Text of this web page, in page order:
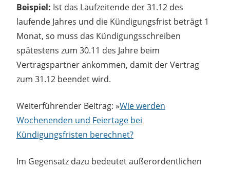
Beispiel: Ist das Laufzeitende der 31.12 des
laufende Jahres und die Kündigungsfrist beträgt 1
Monat, so muss das Kündigungsschreiben
spätestens zum 30.11 des Jahre beim
Vertragspartner ankommen, damit der Vertrag
zum 31.12 beendet wird.
Weiterführender Beitrag: »Wie werden
Wochenenden und Feiertage bei
Kündigungsfristen berechnet?
Im Gegensatz dazu bedeutet außerordentlichen